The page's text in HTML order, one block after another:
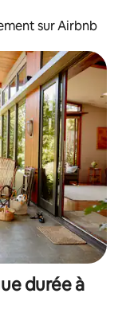
sur Airbnb
durée à